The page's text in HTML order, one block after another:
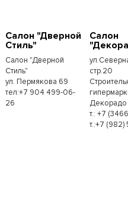
Салон "Дверной
Стиль"
Салон "Дверной
Стиль"
ул. Пермякова 69
тел:+7 904 499-06-
26
Салон
стр.20
Декорадо
т.: +7
т.:+7